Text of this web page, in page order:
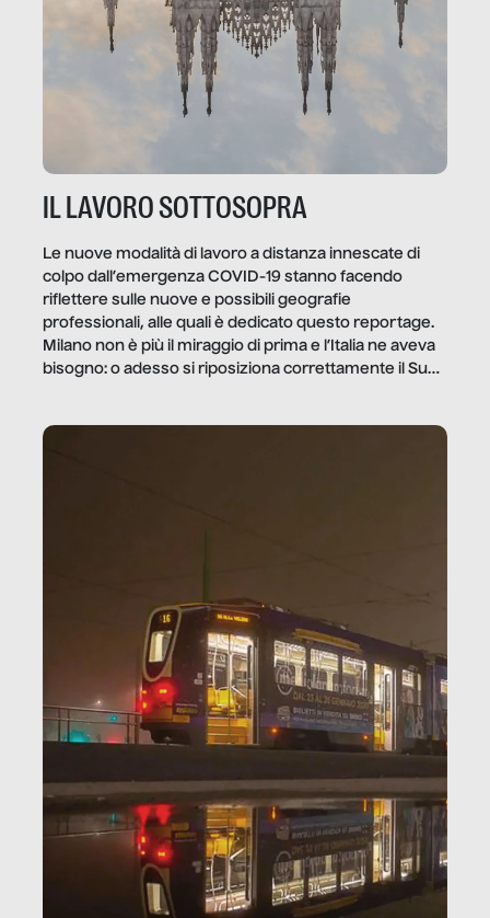
IL LAVORO SOTTOSOPRA
Le nuove modalità di lavoro a distanza innescate di
colpo dall’emergenza COVID-19 stanno facendo
riflettere sulle nuove e possibili geografie
professionali, alle quali è dedicato questo reportage.
Milano non è più il miraggio di prima e l’Italia ne aveva
bisogno: o adesso si riposiziona correttamente il Sud